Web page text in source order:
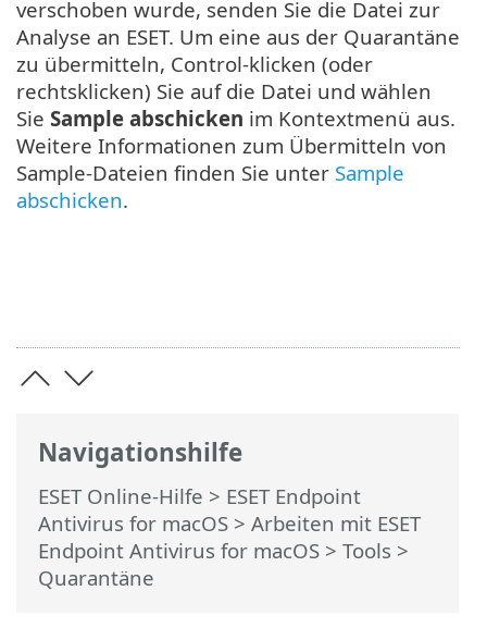
Navigationshilfe
ESET Online-Hilfe > ESET Endpoint
Antivirus for macOS > Arbeiten mit ESET
Endpoint Antivirus for macOS > Tools >
Quarantäne
verschoben wurde, senden Sie die Datei zur
Analyse an ESET. Um eine aus der Quarantäne
zu übermitteln, Control-klicken (oder
rechtsklicken) Sie auf die Datei und wählen
Sie Sample abschicken im Kontextmenü aus.
Weitere Informationen zum Übermitteln von
Sample-Dateien finden Sie unter Sample
abschicken.